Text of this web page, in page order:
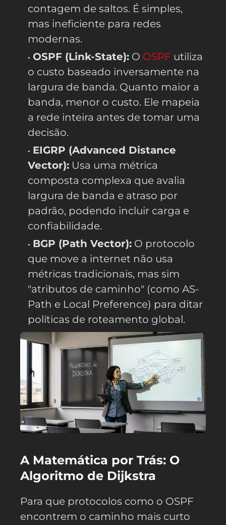
contagem de saltos. É simples,
mas ineficiente para redes
modernas.
OSPF (Link-State): O OSPF utiliza
o custo baseado inversamente na
largura de banda. Quanto maior a
banda, menor o custo. Ele mapeia
a rede inteira antes de tomar uma
decisão.
EIGRP (Advanced Distance
Vector): Usa uma métrica
composta complexa que avalia
largura de banda e atraso por
padrão, podendo incluir carga e
confiabilidade.
BGP (Path Vector): O protocolo
que move a internet não usa
métricas tradicionais, mas sim
"atributos de caminho" (como AS-
Path e Local Preference) para ditar
políticas de roteamento global.
A Matemática por Trás: O
Algoritmo de Dijkstra
Para que protocolos como o OSPF
encontrem o caminho mais curto